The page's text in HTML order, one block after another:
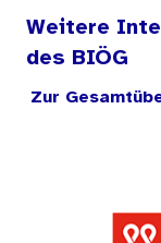
Weitere
des BIÖG
Zur